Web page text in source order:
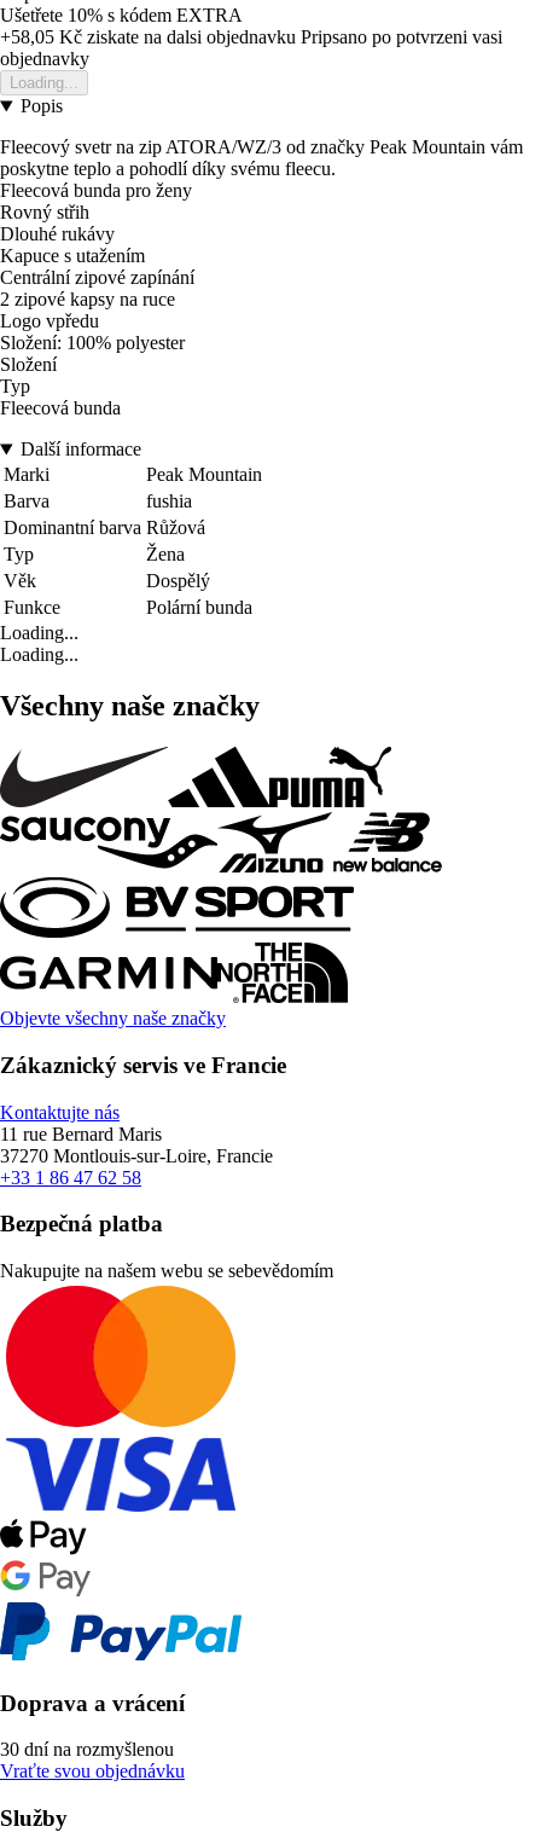
Ušetřete 10% s kódem EXTRA
+58,05 Kč ziskate na dalsi objednavku Pripsano po potvrzeni vasi
objednavky
Loading...
Popis
Fleecový svetr na zip ATORA/WZ/3 od značky Peak Mountain vám
poskytne teplo a pohodlí díky svému fleecu.
Fleecová bunda pro ženy
Rovný střih
Dlouhé rukávy
Kapuce s utažením
Centrální zipové zapínání
2 zipové kapsy na ruce
Logo vpředu
Složení: 100% polyester
Složení
Typ
Fleecová bunda
Další informace
Marki
Peak Mountain
Barva
fushia
Dominantní barva Růžová
Typ
Žena
Věk
Dospělý
Funkce
Polární bunda
Loading...
Loading...
Všechny naše značky
Objevte všechny naše značky
Zákaznický servis ve Francie
Kontaktujte nás
11 rue Bernard Maris
37270 Montlouis-sur-Loire, Francie
+33 1 86 47 62 58
Bezpečná platba
Nakupujte na našem webu se sebevědomím
Doprava a vrácení
30 dní na rozmyšlenou
Vraťte svou objednávku
Služby